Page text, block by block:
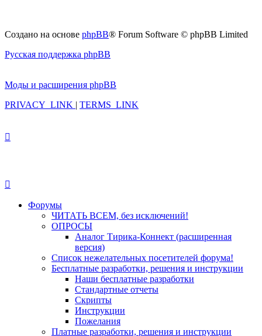
Создано на основе phpBB® Forum Software © phpBB Limited
Русская поддержка phpBB
Моды и расширения phpBB
PRIVACY_LINK | TERMS_LINK
Форумы
ЧИТАТЬ ВСЕМ, без исключений!
ОПРОСЫ
Аналог Тирика-Коннект (расширенная
версия)
Список нежелательных посетителей форума!
Бесплатные разработки, решения и инструкции
Наши бесплатные разработки
Стандартные отчеты
Скрипты
Инструкции
Пожелания
Платные разработки, решения и инструкции